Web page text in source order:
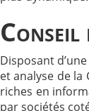
Conseil
Disposant
et analyse de
riches en
par sociétés